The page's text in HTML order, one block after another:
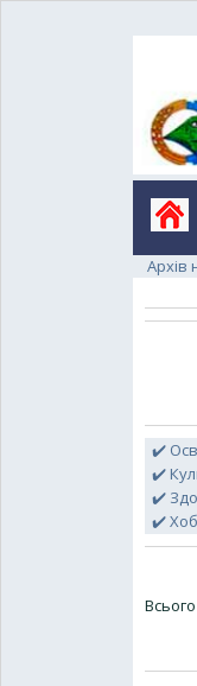
Архів
✔️
✔️
✔️
✔️